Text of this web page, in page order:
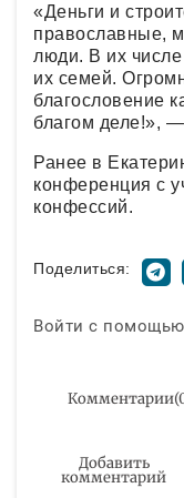
«Деньги и
православные,
люди. В их
их семей.
благословение
благом деле!»,
Ранее в
конференция с
конфессий.
Поделиться:
Войти с
Комментарии(
Добавить
комментарий